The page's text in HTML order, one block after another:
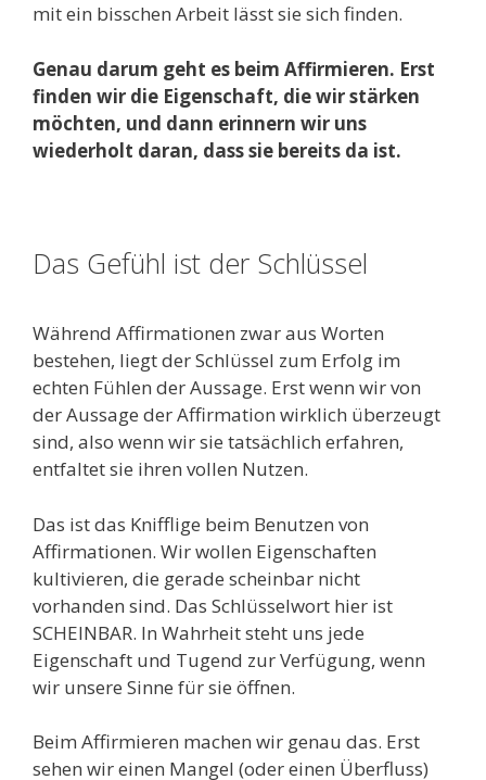
mit ein bisschen Arbeit lässt sie sich finden.
Genau darum geht es beim Affirmieren. Erst
finden wir die Eigenschaft, die wir stärken
möchten, und dann erinnern wir uns
wiederholt daran, dass sie bereits da ist.
Das Gefühl ist der Schlüssel
Während Affirmationen zwar aus Worten
bestehen, liegt der Schlüssel zum Erfolg im
echten Fühlen der Aussage. Erst wenn wir von
der Aussage der Affirmation wirklich überzeugt
sind, also wenn wir sie tatsächlich erfahren,
entfaltet sie ihren vollen Nutzen.
Das ist das Knifflige beim Benutzen von
Affirmationen. Wir wollen Eigenschaften
kultivieren, die gerade scheinbar nicht
vorhanden sind. Das Schlüsselwort hier ist
SCHEINBAR. In Wahrheit steht uns jede
Eigenschaft und Tugend zur Verfügung, wenn
wir unsere Sinne für sie öffnen.
Beim Affirmieren machen wir genau das. Erst
sehen wir einen Mangel (oder einen Überfluss)